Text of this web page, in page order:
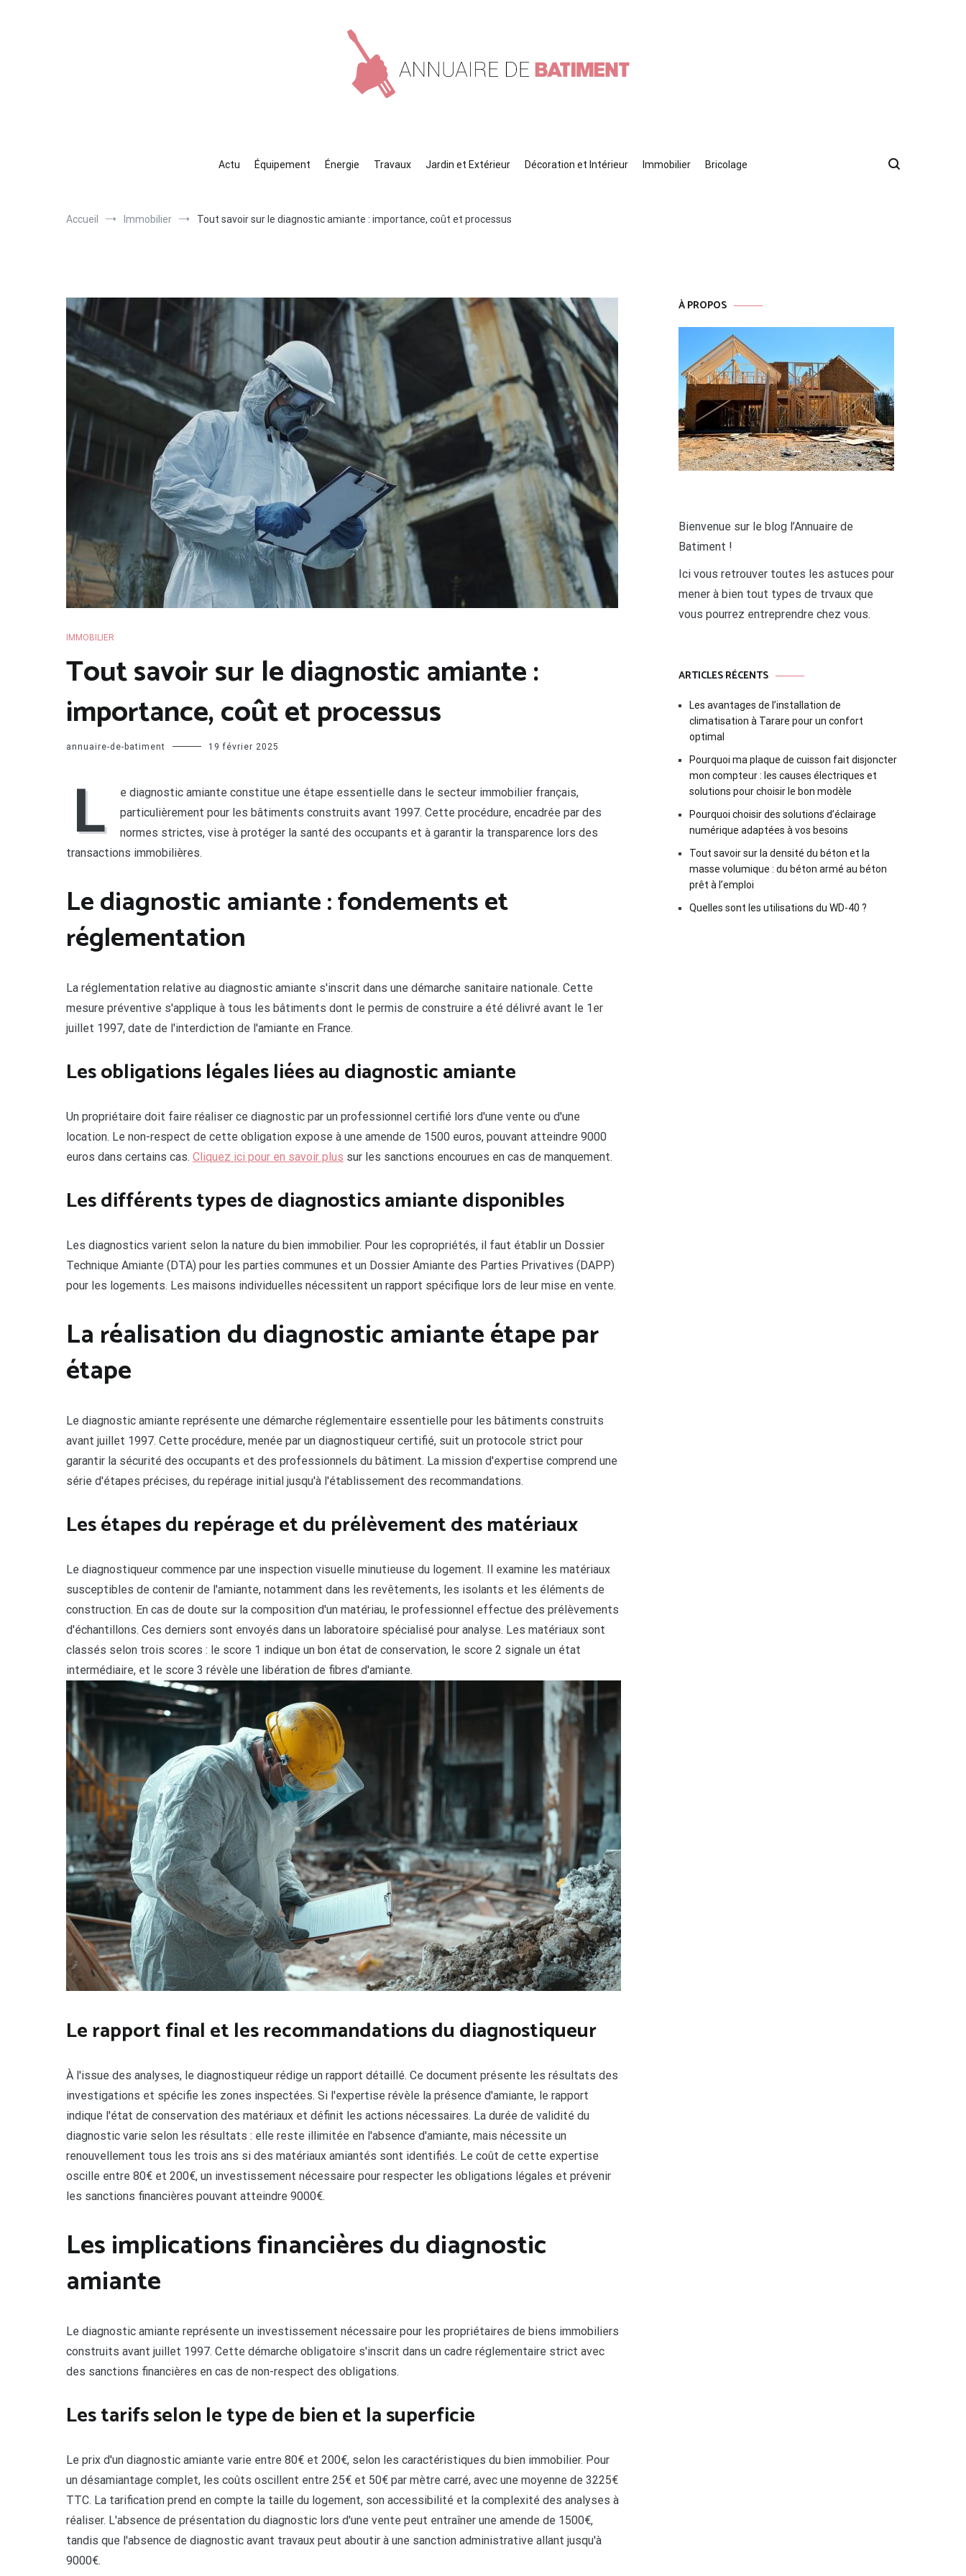
Actu
Équipement Énergie Travaux Jardin et Extérieur Décoration et Intérieur Immobilier Bricolage
Accueil Immobilier Tout savoir sur le diagnostic amiante : importance, coût et processus
IMMOBILIER
Tout savoir sur le diagnostic amiante :
importance, coût et processus
annuaire-de-batiment 19 février 2025
L
e diagnostic amiante constitue une étape essentielle dans le secteur immobilier français,
particulièrement pour les bâtiments construits avant 1997. Cette procédure, encadrée par des
normes strictes, vise à protéger la santé des occupants et à garantir la transparence lors des
transactions immobilières.
Le diagnostic amiante : fondements et
réglementation
La réglementation relative au diagnostic amiante s'inscrit dans une démarche sanitaire nationale. Cette
mesure préventive s'applique à tous les bâtiments dont le permis de construire a été délivré avant le 1er
juillet 1997, date de l'interdiction de l'amiante en France.
Les obligations légales liées au diagnostic amiante
Un propriétaire doit faire réaliser ce diagnostic par un professionnel certifié lors d'une vente ou d'une
location. Le non-respect de cette obligation expose à une amende de 1500 euros, pouvant atteindre 9000
euros dans certains cas. Cliquez ici pour en savoir plus sur les sanctions encourues en cas de manquement.
Les différents types de diagnostics amiante disponibles
Les diagnostics varient selon la nature du bien immobilier. Pour les copropriétés, il faut établir un Dossier
Technique Amiante (DTA) pour les parties communes et un Dossier Amiante des Parties Privatives (DAPP)
pour les logements. Les maisons individuelles nécessitent un rapport spécifique lors de leur mise en vente.
La réalisation du diagnostic amiante étape par
étape
Le diagnostic amiante représente une démarche réglementaire essentielle pour les bâtiments construits
avant juillet 1997. Cette procédure, menée par un diagnostiqueur certifié, suit un protocole strict pour
garantir la sécurité des occupants et des professionnels du bâtiment. La mission d'expertise comprend une
série d'étapes précises, du repérage initial jusqu'à l'établissement des recommandations.
Les étapes du repérage et du prélèvement des matériaux
Le diagnostiqueur commence par une inspection visuelle minutieuse du logement. Il examine les matériaux
susceptibles de contenir de l'amiante, notamment dans les revêtements, les isolants et les éléments de
construction. En cas de doute sur la composition d'un matériau, le professionnel effectue des prélèvements
d'échantillons. Ces derniers sont envoyés dans un laboratoire spécialisé pour analyse. Les matériaux sont
classés selon trois scores : le score 1 indique un bon état de conservation, le score 2 signale un état
intermédiaire, et le score 3 révèle une libération de fibres d'amiante.
Le rapport final et les recommandations du diagnostiqueur
À l'issue des analyses, le diagnostiqueur rédige un rapport détaillé. Ce document présente les résultats des
investigations et spécifie les zones inspectées. Si l'expertise révèle la présence d'amiante, le rapport
indique l'état de conservation des matériaux et définit les actions nécessaires. La durée de validité du
diagnostic varie selon les résultats : elle reste illimitée en l'absence d'amiante, mais nécessite un
renouvellement tous les trois ans si des matériaux amiantés sont identifiés. Le coût de cette expertise
oscille entre 80€ et 200€, un investissement nécessaire pour respecter les obligations légales et prévenir
les sanctions financières pouvant atteindre 9000€.
Les implications financières du diagnostic
amiante
Le diagnostic amiante représente un investissement nécessaire pour les propriétaires de biens immobiliers
construits avant juillet 1997. Cette démarche obligatoire s'inscrit dans un cadre réglementaire strict avec
des sanctions financières en cas de non-respect des obligations.
Les tarifs selon le type de bien et la superficie
Le prix d'un diagnostic amiante varie entre 80€ et 200€, selon les caractéristiques du bien immobilier. Pour
un désamiantage complet, les coûts oscillent entre 25€ et 50€ par mètre carré, avec une moyenne de 3225€
TTC. La tarification prend en compte la taille du logement, son accessibilité et la complexité des analyses à
réaliser. L'absence de présentation du diagnostic lors d'une vente peut entraîner une amende de 1500€,
tandis que l'absence de diagnostic avant travaux peut aboutir à une sanction administrative allant jusqu'à
9000€.
À PROPOS
Bienvenue sur le blog l’Annuaire de
Batiment !
Ici vous retrouver toutes les astuces pour
mener à bien tout types de trvaux que
vous pourrez entreprendre chez vous.
ARTICLES RÉCENTS
Les avantages de l’installation de
climatisation à Tarare pour un confort
optimal
Pourquoi ma plaque de cuisson fait disjoncter
mon compteur : les causes électriques et
solutions pour choisir le bon modèle
Pourquoi choisir des solutions d’éclairage
numérique adaptées à vos besoins
Tout savoir sur la densité du béton et la
masse volumique : du béton armé au béton
prêt à l’emploi
Quelles sont les utilisations du WD-40 ?